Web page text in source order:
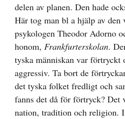
delen av planen. Den hade
Här tog man bl a hjälp av den
psykologen Theodor Adorno
honom, Frankfurterskolan.
tyska människan var
aggressiv. Ta bort de
det tyska folket fredligt och
fanns det då för förtryck? Det
nation, tradition och religion.